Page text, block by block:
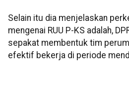
Selain itu dia menjelaskan
mengenai RUU P-KS adalah,
sepakat membentuk tim
efektif bekerja di periode